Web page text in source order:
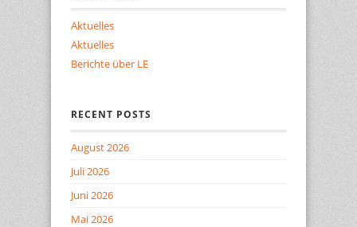
Aktuelles
Aktuelles
Berichte über LE
RECENT POSTS
August 2026
Juli 2026
Juni 2026
Mai 2026